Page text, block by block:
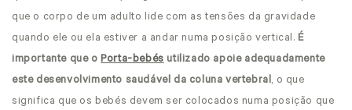
que o corpo de um adulto lide com as tensões da gravidade
quando ele ou ela estiver a andar numa posição vertical. É
importante que oPorta-bebés utilizado apoie adequadamente
este desenvolvimento saudável da coluna vertebral, o que
significa que os bebés devem ser colocados numa posição que